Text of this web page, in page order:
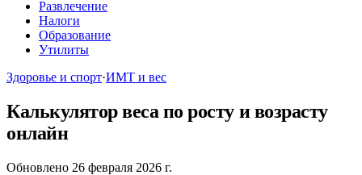
Развлечение
Налоги
Образование
Утилиты
Здоровье и спорт·ИМТ и вес
Калькулятор веса по росту и возрасту
онлайн
Обновлено 26 февраля 2026 г.